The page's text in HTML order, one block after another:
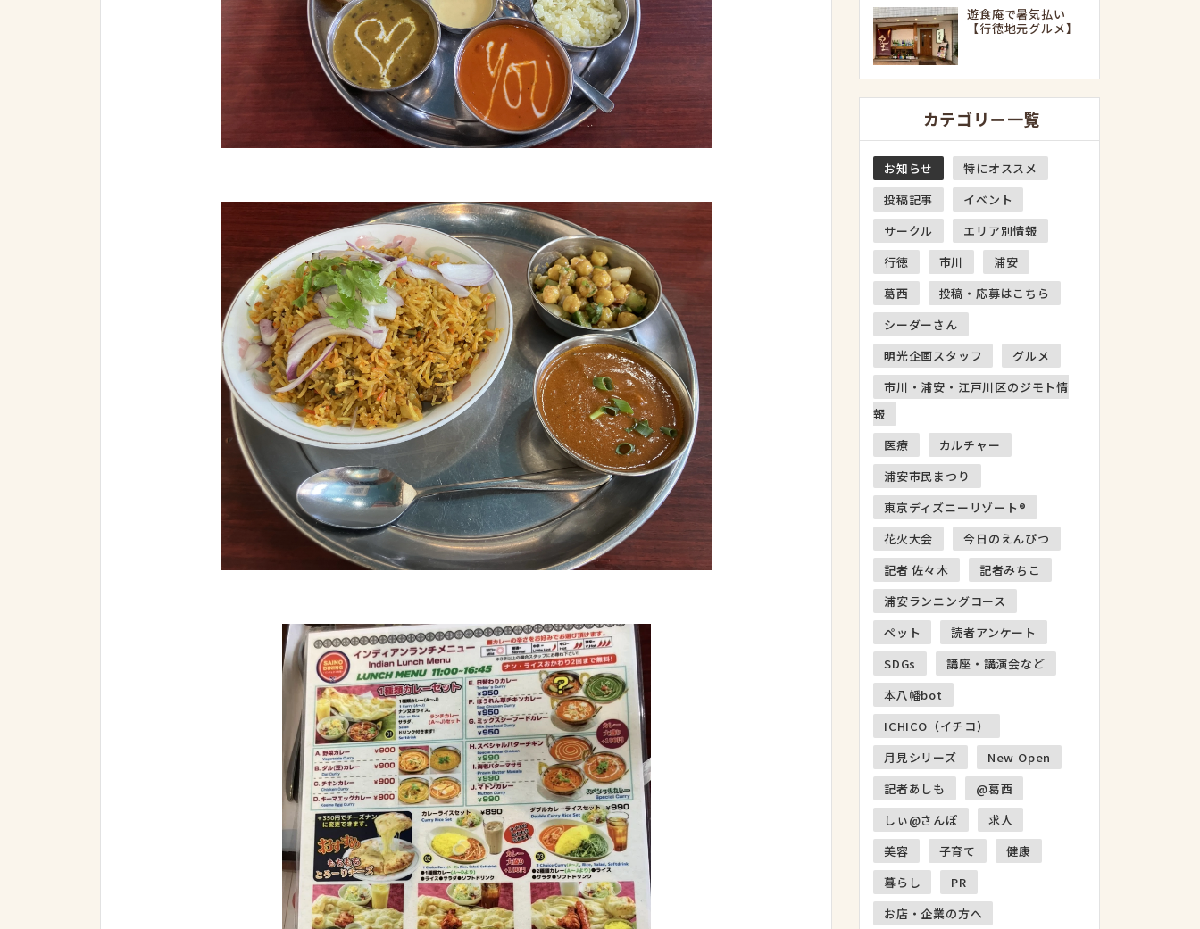
遊食庵で暑気払い
【行徳地元グルメ】
カテゴリー一覧
お知らせ
特にオススメ
投稿記事
イベント
サークル
エリア別情報
行徳
市川
浦安
葛西
投稿・応募はこちら
シーダーさん
明光企画スタッフ
グルメ
市川・浦安・江戸川区のジモト情
報
医療
カルチャー
浦安市民まつり
東京ディズニーリゾート®
花火大会
今日のえんぴつ
記者 佐々木
記者みちこ
浦安ランニングコース
ペット
読者アンケート
SDGs
講座・講演会など
本八幡bot
ICHICO（イチコ）
月見シリーズ
New Open
記者あしも
@葛西
しぃ@さんぽ
求人
美容
子育て
健康
暮らし
PR
お店・企業の方へ